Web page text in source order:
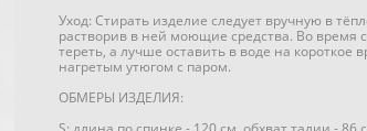
Уход: Стирать изделие следует вручную в
растворив в ней моющие средства. Во время
тереть, а лучше оставить в воде на короткое
нагретым утюгом с паром.
ОБМЕРЫ ИЗДЕЛИЯ: